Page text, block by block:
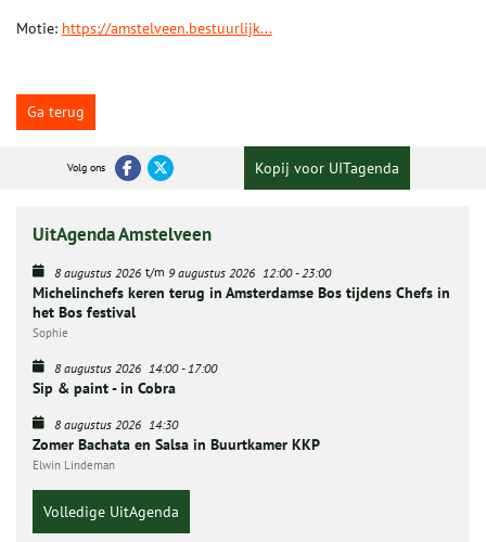
Motie: https://amstelveen.bestuurlijk...
Ga terug
Volg ons Kopij voor UITagenda
UitAgenda Amstelveen
8 augustus 2026 t/m 9 augustus 2026 12:00-23:00
Michelinchefs keren terug in Amsterdamse Bos tijdens Chefs in
het Bos festival
Sophie
8 augustus 2026 14:00-17:00
Sip & paint - in Cobra
8 augustus 2026 14:30
Zomer Bachata en Salsa in Buurtkamer KKP
Elwin Lindeman
Volledige UitAgenda